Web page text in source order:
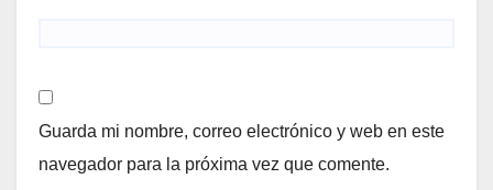
Guarda mi nombre, correo electrónico y web en este
navegador para la próxima vez que comente.